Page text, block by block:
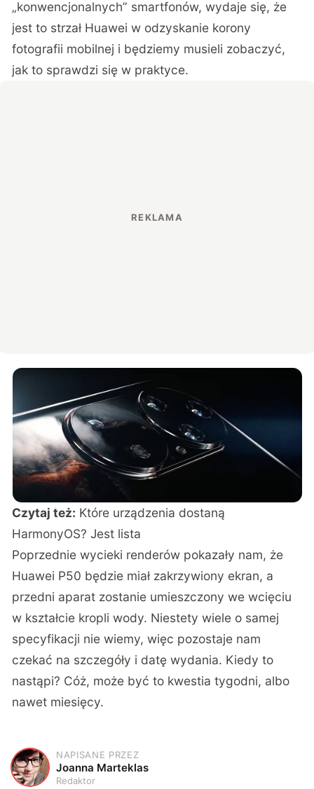
„konwencjonalnych” smartfonów, wydaje się, że
jest to strzał Huawei w odzyskanie korony
fotografii mobilnej i będziemy musieli zobaczyć,
jak to sprawdzi się w praktyce.
Czytaj też: Które urządzenia dostaną
HarmonyOS? Jest lista
Poprzednie wycieki renderów pokazały nam, że
Huawei P50 będzie miał zakrzywiony ekran, a
przedni aparat zostanie umieszczony we wcięciu
w kształcie kropli wody. Niestety wiele o samej
specyfikacji nie wiemy, więc pozostaje nam
czekać na szczegóły i datę wydania. Kiedy to
nastąpi? Cóż, może być to kwestia tygodni, albo
nawet miesięcy.
J
NAPISANE PRZEZ
Joanna Marteklas
Redaktor